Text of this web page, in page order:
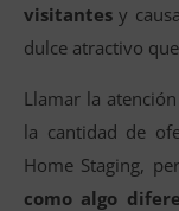
visitantes y
dulce atractivo
Llamar la
la cantidad de
Home Staging,
como algo